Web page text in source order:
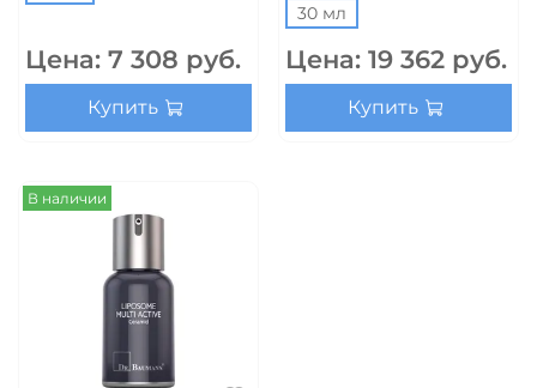
Цена: 7 308 руб.
Купить
30 мл
Цена: 19 362 руб.
Купить
В наличии